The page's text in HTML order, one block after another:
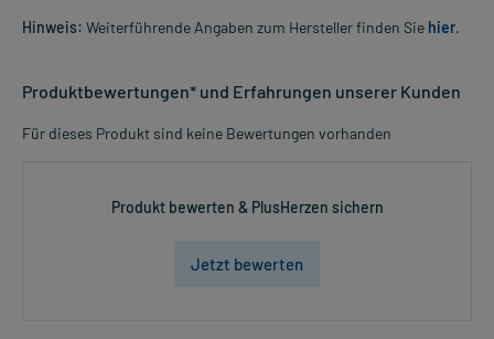
Hinweis: Weiterführende Angaben zum Hersteller finden Sie hier.
Produktbewertungen* und Erfahrungen unserer Kunden
Für dieses Produkt sind keine Bewertungen vorhanden
Produkt bewerten & PlusHerzen sichern
Jetzt bewerten